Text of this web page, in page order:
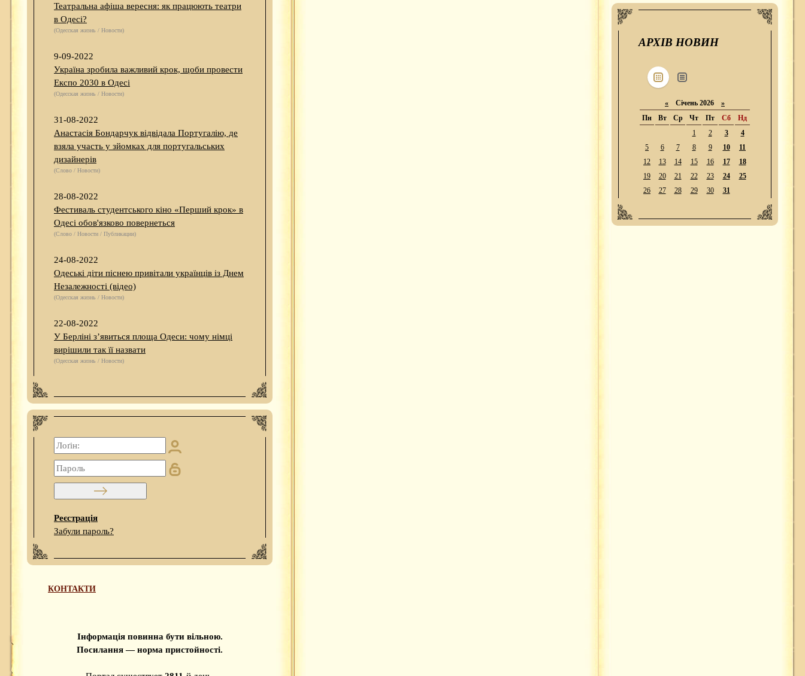
Театральна афіша вересня: як працюють театри
в Одесі?
(Одесская жизнь / Новости)
9-09-2022
Україна зробила важливий крок, щоби провести
Експо 2030 в Одесі
(Одесская жизнь / Новости)
31-08-2022
Анастасія Бондарчук відвідала Португалію, де
взяла участь у зйомках для португальських
дизайнерів
(Слово / Новости)
28-08-2022
Фестиваль студентського кіно «Перший крок» в
Одесі обов'язково повернеться
(Слово / Новости / Публикации)
24-08-2022
Одеські діти піснею привітали українців із Днем
Незалежності (відео)
(Одесская жизнь / Новости)
22-08-2022
У Берліні з’явиться площа Одеси: чому німці
вирішили так її назвати
(Одесская жизнь / Новости)
Реєстрація
Забули пароль?
КОНТАКТИ
Інформація повинна бути вільною.
Посилання — норма пристойності.
АРХІВ НОВИН
« Січень 2026 »
Пн
Вт Ср Чт Пт Сб
Нд
1
2 3
4
5
6 7 8 9 10
11
12
13 14 15 16 17
18
19
20 21 22 23 24
25
26
27 28 29 30 31